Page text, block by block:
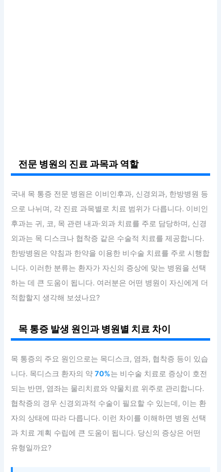
전문 병원의 진료 과목과 역할
국내 목 통증 전문 병원은 이비인후과, 신경외과, 한방병원 등
으로 나뉘며, 각 진료 과목별로 치료 범위가 다릅니다. 이비인
후과는 귀, 코, 목 관련 내과·외과 치료를 주로 담당하며, 신경
외과는 목 디스크나 협착증 같은 수술적 치료를 제공합니다.
한방병원은 약침과 한약을 이용한 비수술 치료를 주로 시행합
니다. 이러한 분류는 환자가 자신의 증상에 맞는 병원을 선택
하는 데 큰 도움이 됩니다. 여러분은 어떤 병원이 자신에게 더
적합할지 생각해 보셨나요?
목 통증 발생 원인과 병원별 치료 차이
목 통증의 주요 원인으로는 목디스크, 염좌, 협착증 등이 있습
니다. 목디스크 환자의 약70%는 비수술 치료로 증상이 호전
되는 반면, 염좌는 물리치료와 약물치료 위주로 관리합니다.
협착증의 경우 신경외과적 수술이 필요할 수 있는데, 이는 환
자의 상태에 따라 다릅니다. 이런 차이를 이해하면 병원 선택
과 치료 계획 수립에 큰 도움이 됩니다. 당신의 증상은 어떤
유형일까요?